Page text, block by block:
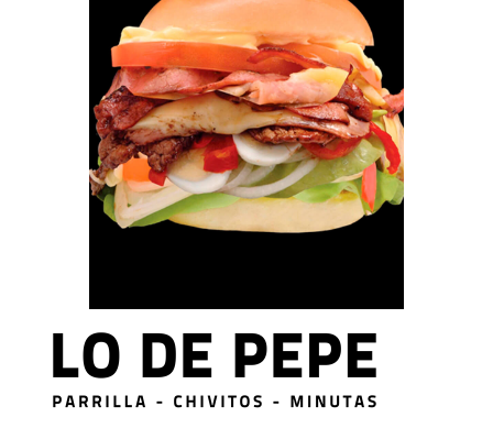
Tiendas
Cine
Novedades
Programas
Colectivos
Servicios